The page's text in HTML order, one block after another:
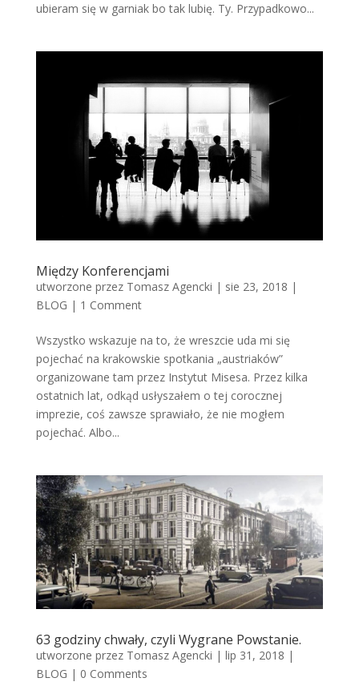
ubieram się w garniak bo tak lubię. Ty. Przypadkowo...
Między Konferencjami
utworzone przez Tomasz Agencki | sie 23, 2018 |
BLOG | 1 Comment
Wszystko wskazuje na to, że wreszcie uda mi się
pojechać na krakowskie spotkania „austriaków”
organizowane tam przez Instytut Misesa. Przez kilka
ostatnich lat, odkąd usłyszałem o tej corocznej
imprezie, coś zawsze sprawiało, że nie mogłem
pojechać. Albo...
63 godziny chwały, czyli Wygrane Powstanie.
utworzone przez Tomasz Agencki | lip 31, 2018 |
BLOG | 0 Comments